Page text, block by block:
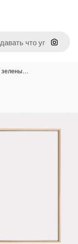
Поиск
зелены…